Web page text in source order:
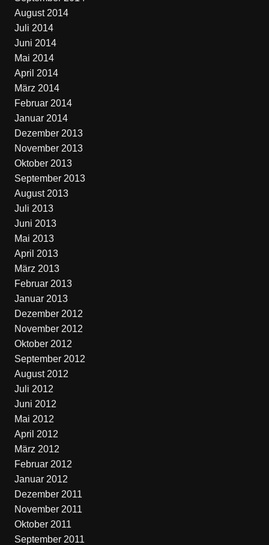
August 2014
Juli 2014
Juni 2014
Mai 2014
April 2014
März 2014
Februar 2014
Januar 2014
Dezember 2013
November 2013
Oktober 2013
September 2013
August 2013
Juli 2013
Juni 2013
Mai 2013
April 2013
März 2013
Februar 2013
Januar 2013
Dezember 2012
November 2012
Oktober 2012
September 2012
August 2012
Juli 2012
Juni 2012
Mai 2012
April 2012
März 2012
Februar 2012
Januar 2012
Dezember 2011
November 2011
Oktober 2011
September 2011